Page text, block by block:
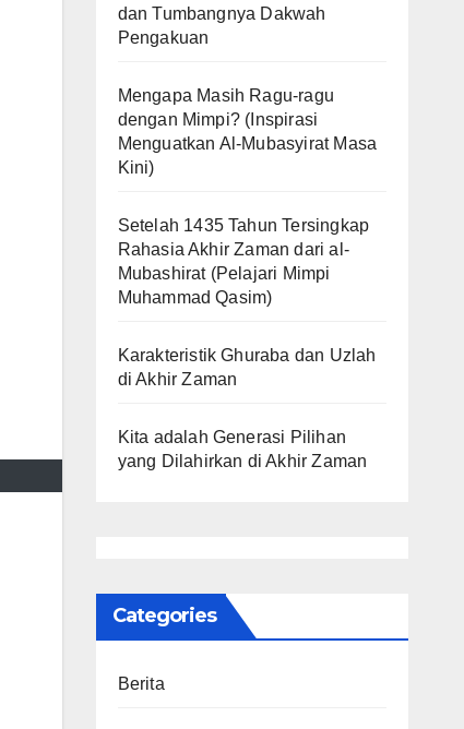
dan Tumbangnya Dakwah
Pengakuan
Mengapa Masih Ragu-ragu
dengan Mimpi? (Inspirasi
Menguatkan Al-Mubasyirat Masa
Kini)
Setelah 1435 Tahun Tersingkap
Rahasia Akhir Zaman dari al-
Mubashirat (Pelajari Mimpi
Muhammad Qasim)
Karakteristik Ghuraba dan Uzlah
di Akhir Zaman
Kita adalah Generasi Pilihan
yang Dilahirkan di Akhir Zaman
Categories
Berita